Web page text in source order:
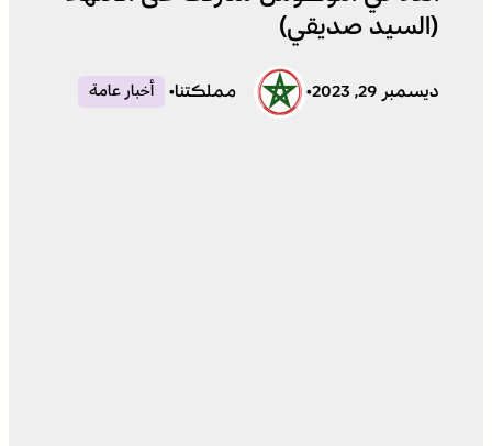
(السيد صديقي)
ديسمبر 29, 2023 • مملكتنا• أخبار عامة